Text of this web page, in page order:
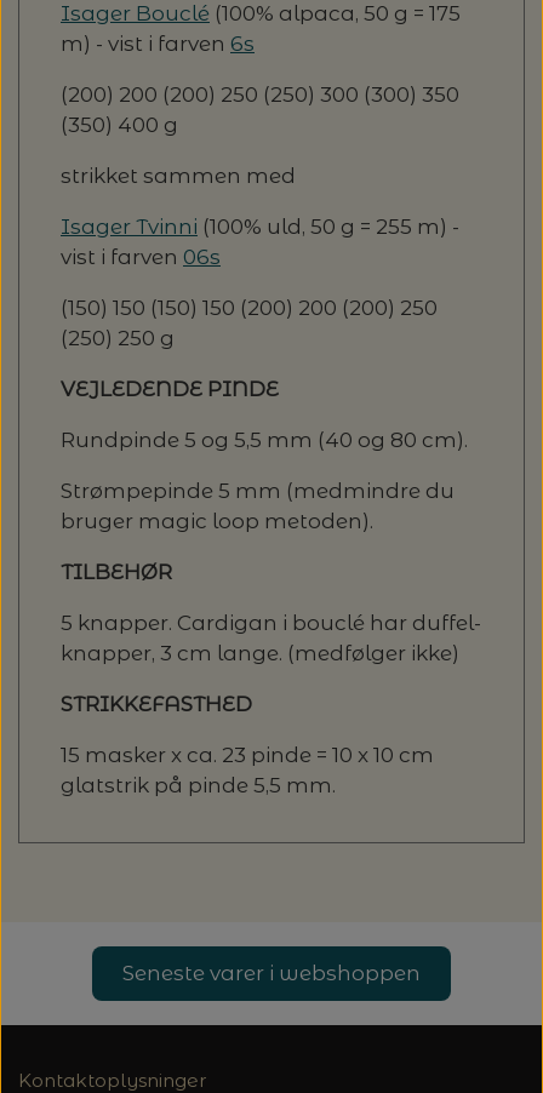
Isager Bouclé (100% alpaca, 50 g = 175
m) - vist i farven 6s
(200) 200 (200) 250 (250) 300 (300) 350
(350) 400 g
strikket sammen med
Isager Tvinni (100% uld, 50 g = 255 m) -
vist i farven 06s
(150) 150 (150) 150 (200) 200 (200) 250
(250) 250 g
VEJLEDENDE PINDE
Rundpinde 5 og 5,5 mm (40 og 80 cm).
Strømpepinde 5 mm (medmindre du
bruger magic loop metoden).
TILBEHØR
5 knapper. Cardigan i bouclé har duffel-
knapper, 3 cm lange. (medfølger ikke)
STRIKKEFASTHED
15 masker x ca. 23 pinde = 10 x 10 cm
glatstrik på pinde 5,5 mm.
Seneste varer i webshoppen
Kontaktoplysninger